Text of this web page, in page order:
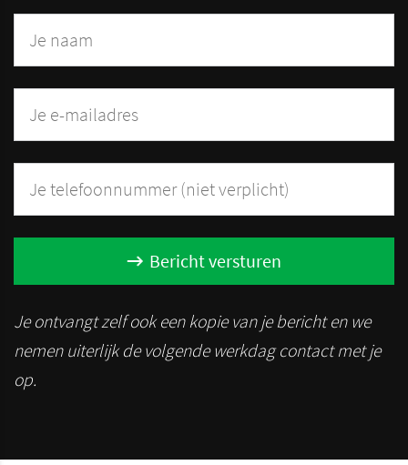
Bericht versturen
Je ontvangt zelf ook een kopie van je bericht en we
nemen uiterlijk de volgende werkdag contact met je
op.